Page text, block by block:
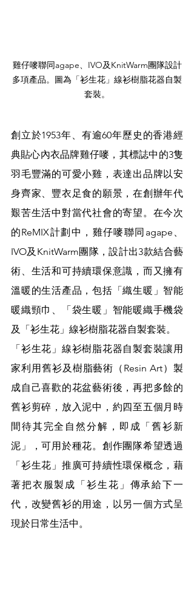
雞仔嘜聯同agape、IVO及KnitWarm團隊設計
多項產品。圖為「衫生花」線衫樹脂花器自製
套裝。
創立於1953年、有逾60年歷史的香港經
典貼心內衣品牌雞仔嘜，其標誌中的3隻
羽毛豐滿的可愛小雞，表達出品牌以安
身齊家、豐衣足食的願景，在創辦年代
艱苦生活中對當代社會的寄望。在今次
的ReMIX計劃中，雞仔嘜聯同agape、
IVO及KnitWarm團隊，設計出3款結合藝
術、生活和可持續環保意識，而又擁有
溫暖的生活產品，包括「織生暖」智能
暖織頸巾、「袋生暖」智能暖織手機袋
及「衫生花」線衫樹脂花器自製套裝。
「衫生花」線衫樹脂花器自製套裝讓用
家利用舊衫及樹脂藝術（Resin Art）製
成自己喜歡的花盆藝術後，再把多餘的
舊衫剪碎，放入泥中，約四至五個月時
間待其完全自然分解，即成「舊衫新
泥」，可用於種花。創作團隊希望透過
「衫生花」推廣可持續性環保概念，藉
著把衣服製成「衫生花」傳承給下一
代，改變舊衫的用途，以另一個方式呈
現於日常生活中。